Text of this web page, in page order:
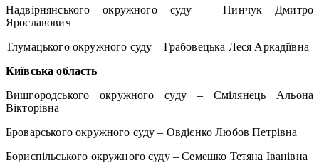
Надвірнянського окружного суду – Пинчук Дмитро
Ярославович
Тлумацького окружного суду – Грабовецька Леся Аркадіївна
Київська область
Вишгородського окружного суду – Смілянець Альона
Вікторівна
Броварського окружного суду – Овдієнко Любов Петрівна
Бориспільського окружного суду – Семешко Тетяна Іванівна